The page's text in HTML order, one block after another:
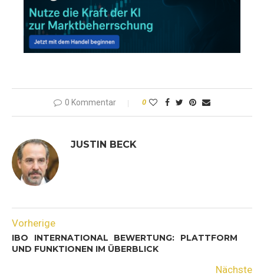
0 Kommentar 0
JUSTIN BECK
Vorherige
IBO INTERNATIONAL BEWERTUNG: PLATTFORM
UND FUNKTIONEN IM ÜBERBLICK
Nächste